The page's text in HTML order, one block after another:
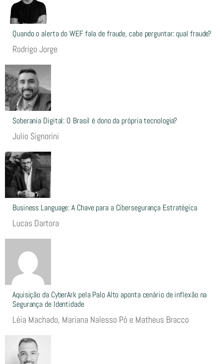
Quando o alerta do WEF fala de fraude, cabe perguntar: qual fraude?
Rodrigo Jorge
Soberania Digital: O Brasil é dono da própria tecnologia?
Julio Signorini
Business Language: A Chave para a Cibersegurança Estratégica
Lucas Dartora
Aquisição da CyberArk pela Palo Alto aponta cenário de inflexão na
Segurança de Identidade
Léia Machado, Mariana Nalesso Pó e Matheus Bracco